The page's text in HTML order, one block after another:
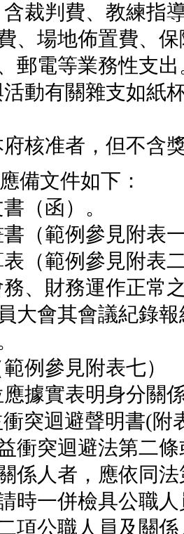
裁判費、教練指
、場地佈置費、
郵電等業務性支出
動有關雜支如紙
核准者，但不含
備文件如下：
（函）。
（範例參見附表
（範例參見附表
務、財務運作正常
大會其會議紀錄
例參見附表七）
據實表明身分關
突迴避聲明書(附
衝突迴避法第二
係人者，應依同
時一併檢具公職
項公職人員及關